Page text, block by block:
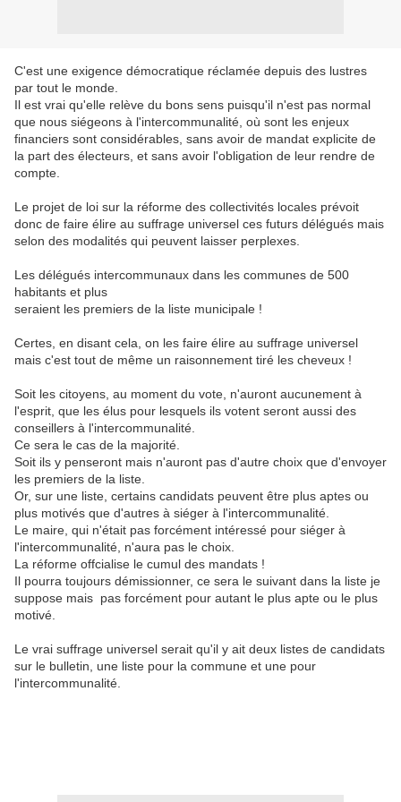
C'est une exigence démocratique réclamée depuis des lustres
par tout le monde.
Il est vrai qu'elle relève du bons sens puisqu'il n'est pas normal
que nous siégeons à l'intercommunalité, où sont les enjeux
financiers sont considérables, sans avoir de mandat explicite de
la part des électeurs, et sans avoir l'obligation de leur rendre de
compte.
Le projet de loi sur la réforme des collectivités locales prévoit
donc de faire élire au suffrage universel ces futurs délégués mais
selon des modalités qui peuvent laisser perplexes.
Les délégués intercommunaux dans les communes de 500
habitants et plus
seraient les premiers de la liste municipale !
Certes, en disant cela, on les faire élire au suffrage universel
mais c'est tout de même un raisonnement tiré les cheveux !
Soit les citoyens, au moment du vote, n'auront aucunement à
l'esprit, que les élus pour lesquels ils votent seront aussi des
conseillers à l'intercommunalité.
Ce sera le cas de la majorité.
Soit ils y penseront mais n'auront pas d'autre choix que d'envoyer
les premiers de la liste.
Or, sur une liste, certains candidats peuvent être plus aptes ou
plus motivés que d'autres à siéger à l'intercommunalité.
Le maire, qui n'était pas forcément intéressé pour siéger à
l'intercommunalité, n'aura pas le choix.
La réforme offcialise le cumul des mandats !
Il pourra toujours démissionner, ce sera le suivant dans la liste je
suppose mais pas forcément pour autant le plus apte ou le plus
motivé.
Le vrai suffrage universel serait qu'il y ait deux listes de candidats
sur le bulletin, une liste pour la commune et une pour
l'intercommunalité.